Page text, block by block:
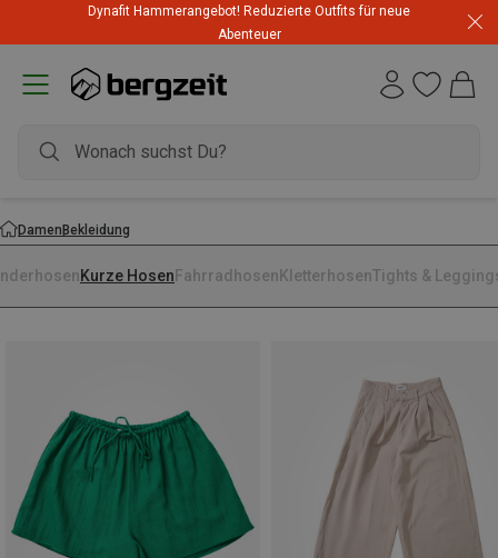
Dynafit Hammerangebot! Reduzierte Outfits für neue
Abenteuer
DamenBekleidung
Kurze Hosen Fahrradhosen KletterhosenTights &